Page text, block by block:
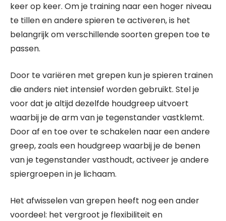
keer op keer. Om je training naar een hoger niveau
te tillen en andere spieren te activeren, is het
belangrijk om verschillende soorten grepen toe te
passen.
Door te variëren met grepen kun je spieren trainen
die anders niet intensief worden gebruikt. Stel je
voor dat je altijd dezelfde houdgreep uitvoert
waarbij je de arm van je tegenstander vastklemt.
Door af en toe over te schakelen naar een andere
greep, zoals een houdgreep waarbij je de benen
van je tegenstander vasthoudt, activeer je andere
spiergroepen in je lichaam.
Het afwisselen van grepen heeft nog een ander
voordeel: het vergroot je flexibiliteit en